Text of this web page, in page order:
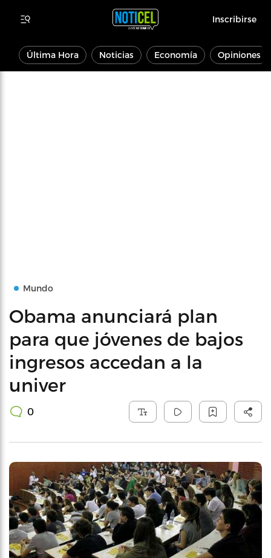
Inscribirse
Última Hora Noticias Economía Opiniones
Mundo
Obama anunciará plan
para que jóvenes de bajos
ingresos accedan a la
univer
0